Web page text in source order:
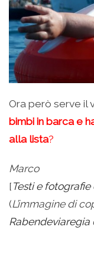
Ora però serve il
bimbi in barca e
alla lista?
Marco
[ Testi e
(L’immagine di
Rabendeviaregia